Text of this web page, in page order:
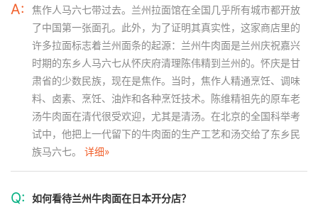
A:
焦作人马六七带过去。兰州拉面馆在全国几乎所有城市都开放
了中国第一张面孔。此外，为了证明其真实性，这家商店里的
许多拉面标志着兰州面条的起源：兰州牛肉面是兰州庆祝嘉兴
时期的东乡人马六七从怀庆府清理陈伟精到兰州的。怀庆是甘
肃省的少数民族，现在是焦作。当时，焦作人精通烹饪、调味
料、卤素、烹饪、油炸和各种烹饪技术。陈维精祖先的原车老
汤牛肉面在清代很受欢迎，尤其是清汤。在北京的全国科举考
试中，他把上一代留下的牛肉面的生产工艺和汤交给了东乡民
族马六七。 详细»
Q: 如何看待兰州牛肉面在日本开分店？